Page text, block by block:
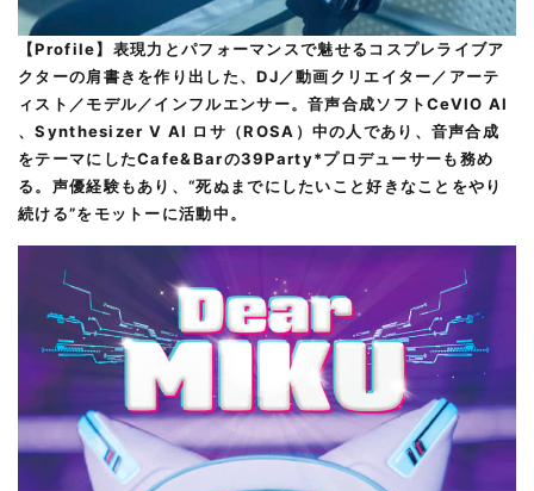
【Profile】表現力とパフォーマンスで魅せるコスプレライブア
クターの肩書きを作り出した、DJ／動画クリエイター／アーテ
ィスト／モデル／インフルエンサー。音声合成ソフトCeVIO AI
、Synthesizer V AI ロサ（ROSA）中の人であり、音声合成
をテーマにしたCafe&Barの39Party*プロデューサーも務め
る。声優経験もあり、“死ぬまでにしたいこと好きなことをやり
続ける”をモットーに活動中。